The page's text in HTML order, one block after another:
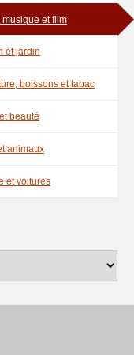
musique et film
et jardin
boissons et tabac
beauté
animaux
et voitures